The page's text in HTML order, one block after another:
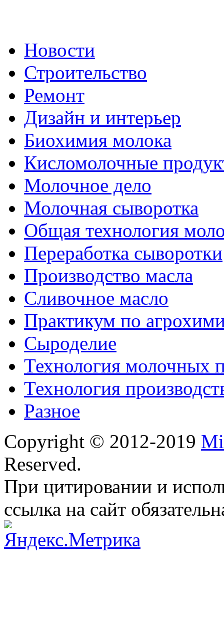
Новости
Строительство
Ремонт
Дизайн и интерьер
Биохимия молока
Кисломолочные
Молочное дело
Молочная сыворотка
Общая технология
Переработка сыворотки
Производство масла
Сливочное масло
Практикум по
Сыроделие
Технология молочных
Технология
Разное
Copyright © 2012-2019
Reserved.
При цитировании и
ссылка на сайт